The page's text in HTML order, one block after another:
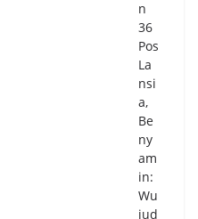
06/
08/
20
26
0
Co
m
nts
Ka
n
36
Pos
La
nsi
a,
Be
ny
am
in:
Wu
jud